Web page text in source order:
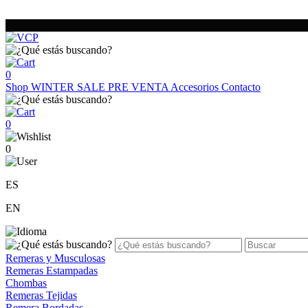
0
Shop WINTER SALE PRE VENTA Accesorios Contacto
0
0
ES
EN
Remeras y Musculosas
Remeras Estampadas
Chombas
Remeras Tejidas